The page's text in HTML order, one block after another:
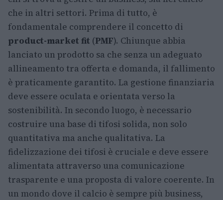
che in altri settori. Prima di tutto, è
fondamentale comprendere il concetto di
product-market fit (PMF). Chiunque abbia
lanciato un prodotto sa che senza un adeguato
allineamento tra offerta e domanda, il fallimento
è praticamente garantito. La gestione finanziaria
deve essere oculata e orientata verso la
sostenibilità. In secondo luogo, è necessario
costruire una base di tifosi solida, non solo
quantitativa ma anche qualitativa. La
fidelizzazione dei tifosi è cruciale e deve essere
alimentata attraverso una comunicazione
trasparente e una proposta di valore coerente. In
un mondo dove il calcio è sempre più business,